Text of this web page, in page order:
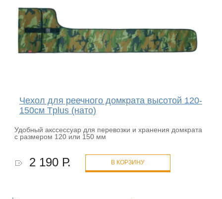
Чехол для реечного домкрата высотой 120-
150см Tplus (нато)
Удобный акссессуар для перевозки и хранения домкрата
с размером 120 или 150 мм
2 190 Р. В КОРЗИНУ